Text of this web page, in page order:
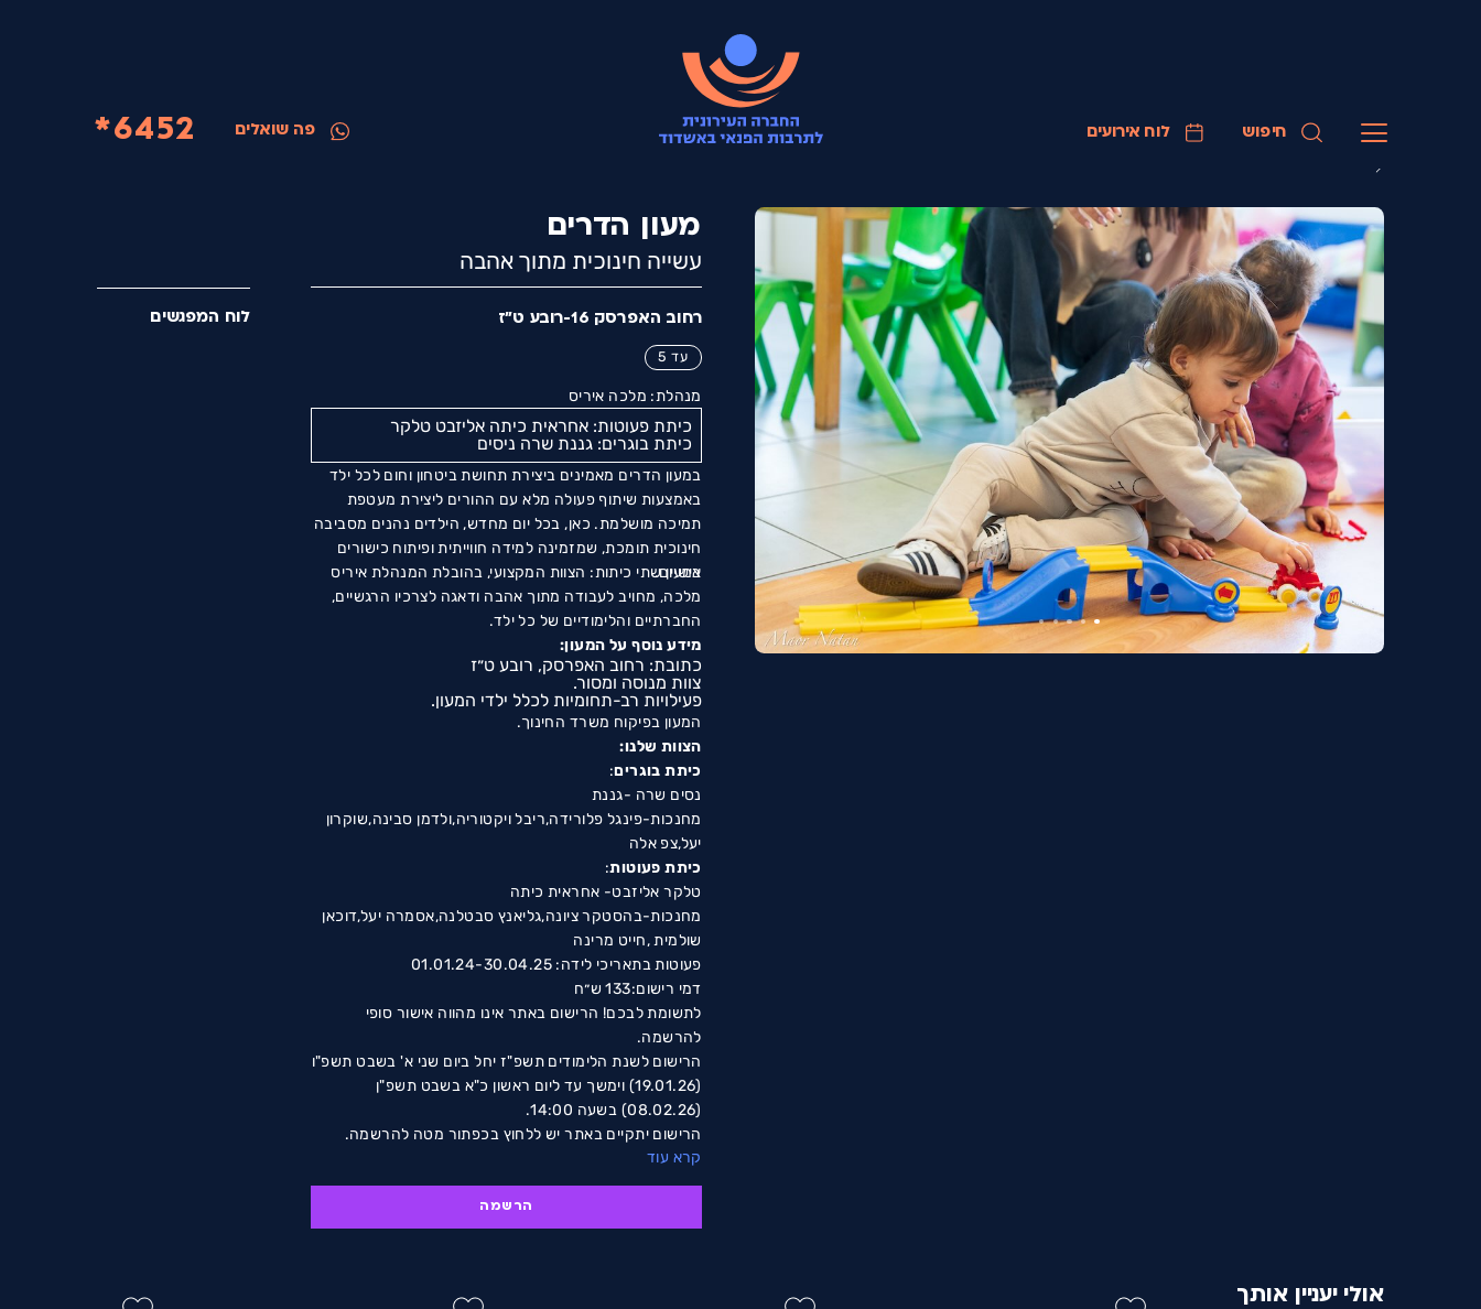
6452* פה שואלים לוח אירועים חיפוש
מעון הדרים
עשייה חינוכית מתוך אהבה
רחוב האפרסק 16-רובע ט״ז
עד 5
מנהלת: מלכה איריס
כיתת פעוטות: אחראית כיתה אליזבט טלקר
כיתת בוגרים: גננת שרה ניסים
במעון הדרים מאמינים ביצירת תחושת ביטחון וחום לכל ילד
באמצעות שיתוף פעולה מלא עם ההורים ליצירת מעטפת
תמיכה מושלמת. כאן, בכל יום מחדש, הילדים נהנים מסביבה
חינוכית תומכת, שמזמינה למידה חווייתית ופיתוח כישורים
אישיים.
במעון שתי כיתות: הצוות המקצועי, בהובלת המנהלת איריס
מלכה, מחויב לעבודה מתוך אהבה ודאגה לצרכיו הרגשיים,
החברתיים והלימודיים של כל ילד.
מידע נוסף על המעון:
כתובת: רחוב האפרסק, רובע ט״ז
צוות מנוסה ומסור.
פעילויות רב-תחומיות לכלל ילדי המעון.
המעון בפיקוח משרד החינוך.
הצוות שלנו:
כיתת בוגרים:
נסים שרה -גננת
מחנכות-פינגל פלורידה,ריבל ויקטוריה,ולדמן סבינה,שוקרון
יעל,צפ אלה
כיתת פעוטות:
טלקר אליזבט- אחראית כיתה
מחנכות-בהסטקר ציונה,גליאנץ סבטלנה,אסמרה יעל,דוכאן
שולמית ,חייט מרינה
פעוטות בתאריכי לידה: 01.01.24-30.04.25
דמי רישום:133 ש״ח
לתשומת לבכם! הרישום באתר אינו מהווה אישור סופי
להרשמה.
הרישום לשנת הלימודים תשפ"ז יחל ביום שני א' בשבט תשפ"ו
(19.01.26) וימשך עד ליום ראשון כ"א בשבט תשפ"ן
(08.02.26) בשעה 14:00.
הרישום יתקיים באתר יש ללחוץ בכפתור מטה להרשמה.
קליטת הרישום, במידה ולא התקבלה הודעה יש לפנות
למשרד הגיל הרך לטלפון מס' 08-8528588/9 שלוחה 1.
או למייל .gilharach@ironit.org.il
קרא עוד
הרשמה
לוח המפגשים
אולי יעניין אותך